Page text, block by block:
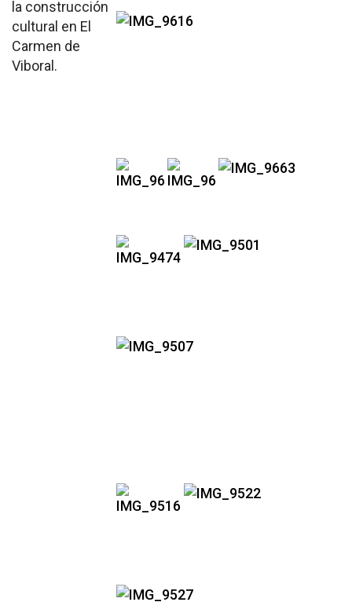
la construcción
cultural en El
Carmen de
Viboral.